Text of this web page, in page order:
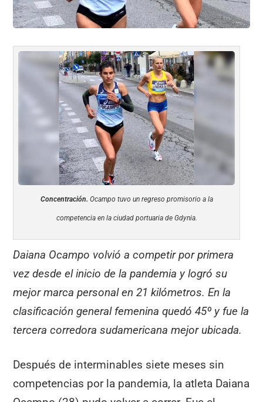
Concentración. Ocampo tuvo un regreso promisorio a la
competencia en la ciudad portuaria de Gdynia.
Daiana Ocampo volvió a competir por primera
vez desde el inicio de la pandemia y logró su
mejor marca personal en 21 kilómetros. En la
clasificación general femenina quedó 45º y fue la
tercera corredora sudamericana mejor ubicada.
Después de interminables siete meses sin
competencias por la pandemia, la atleta Daiana